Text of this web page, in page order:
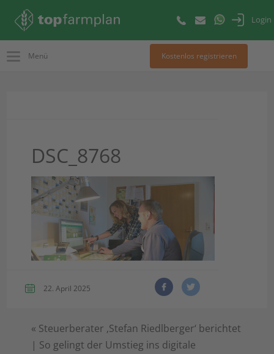
Login
Menü Kostenlos registrieren
DSC_8768
22. April 2025
« Steuerberater ‚Stefan Riedlberger‘ berichtet
| So gelingt der Umstieg ins digitale